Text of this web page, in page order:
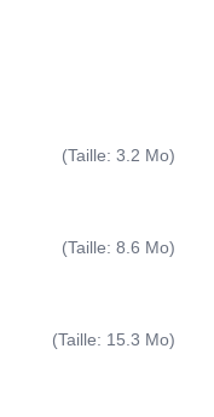
(Taille: 3.2 Mo)
(Taille: 8.6 Mo)
(Taille: 15.3 Mo)